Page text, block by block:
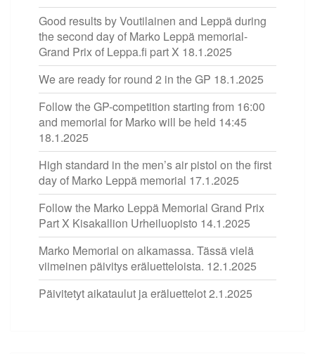
Good results by Voutilainen and Leppä during
the second day of Marko Leppä memorial-
Grand Prix of Leppa.fi part X 18.1.2025
We are ready for round 2 in the GP 18.1.2025
Follow the GP-competition starting from 16:00
and memorial for Marko will be held 14:45
18.1.2025
High standard in the men’s air pistol on the first
day of Marko Leppä memorial 17.1.2025
Follow the Marko Leppä Memorial Grand Prix
Part X Kisakallion Urheiluopisto 14.1.2025
Marko Memorial on alkamassa. Tässä vielä
viimeinen päivitys eräluetteloista. 12.1.2025
Päivitetyt aikataulut ja eräluettelot2.1.2025